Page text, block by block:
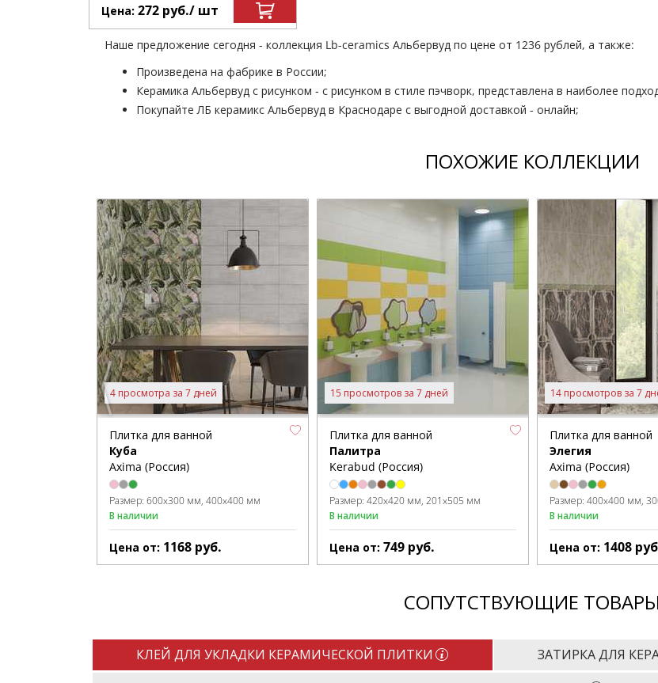
Цена: 272 руб./ шт
Наше предложение сегодня - коллекция Lb-ceramics Альбервуд по цене от 1236 рублей, а также:
Произведена на фабрике в России;
Керамика Альбервуд с рисунком - с рисунком в стиле пэчворк, представлена в наиболее
Покупайте ЛБ керамикс Альбервуд в Краснодаре с выгодной доставкой - онлайн;
ПОХОЖИЕ КОЛЛЕКЦИИ
4 просмотра за 7 дней
Плитка для ванной
Куба
Axima (Россия)
Размер: 600x300 мм 400x400 мм
В наличии
Цена от: 1168 руб.
15 просмотров за 7 дней
Плитка для ванной
Палитра
Kerabud (Россия)
Размер: 420x420 мм 201x505 мм
В наличии
Цена от: 749 руб.
14 просмотров за 7
Плитка для ванной
Элегия
Axima (Россия)
Размер: 400x400 мм
В наличии
Цена от: 1408
СОПУТСТВУЮЩИЕ ТОВАРЫ
КЛЕЙ ДЛЯ УКЛАДКИ КЕРАМИЧЕСКОЙ ПЛИТКИ
ЗАТИРКА ДЛЯ